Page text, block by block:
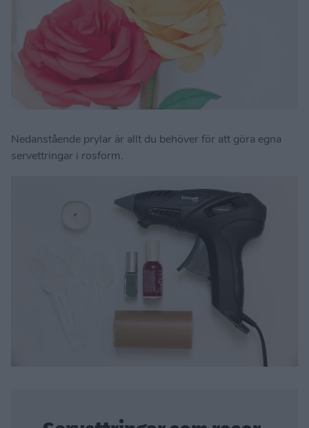
Nedanstående prylar är allt du behöver för att göra egna
servettringar i rosform.